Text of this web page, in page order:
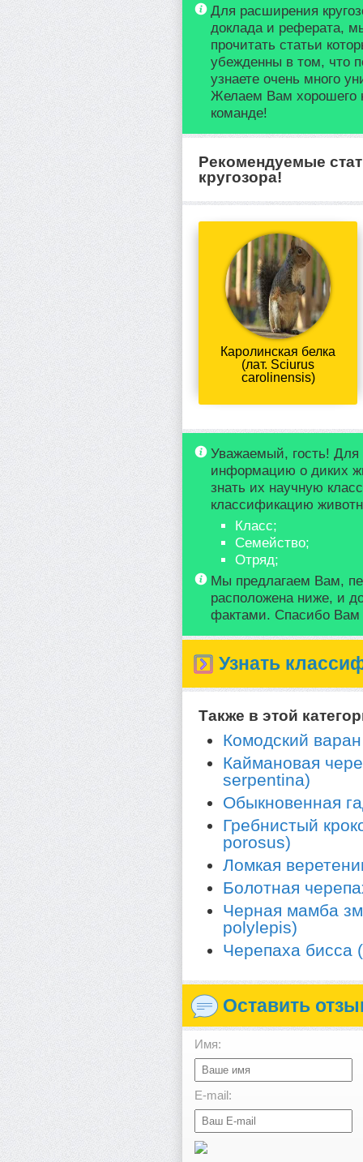
Для расширения
доклада и реферата,
прочитать статьи
убежденны в том, что
узнаете очень много
Желаем Вам хорошего
команде!
Рекомендуемые
кругозора!
Каролинская белка
(лат. Sciurus
carolinensis)
Уважаемый, гость! Для
информацию о диких
знать их научную
классификацию
Класс;
Семейство;
Отряд;
Мы предлагаем Вам,
расположена ниже, и
фактами. Спасибо
Узнать
Также в этой
Комодский
Каймановая
serpentina)
Обыкновенная
Гребнистый
porosus)
Ломкая
Болотная
Черная мамба
polylepis)
Черепаха бисса
Оставить
Имя:
E-mail: